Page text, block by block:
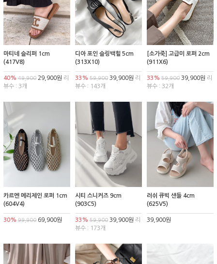
마티네 슬리퍼 1cm
(417V8)
40% 49,900 29,900원 리
뷰수 : 3개
디아 포인 슬링백힐 5cm
(313X10)
33% 59,90039,900원 리
뷰수 : 143개
[소가죽] 고급미 로퍼 2cm
(911X6)
33% 59,90039,900원 리
뷰수 : 32개
카르멘 메리제인 로퍼 1cm
(604V4)
30% 99,900 69,900원
시티 스니커즈 9cm
(903C5)
33% 59,90039,900원 리
뷰수 : 173개
러쉬 큐빅 샌들 4cm
(625V5)
39,900원